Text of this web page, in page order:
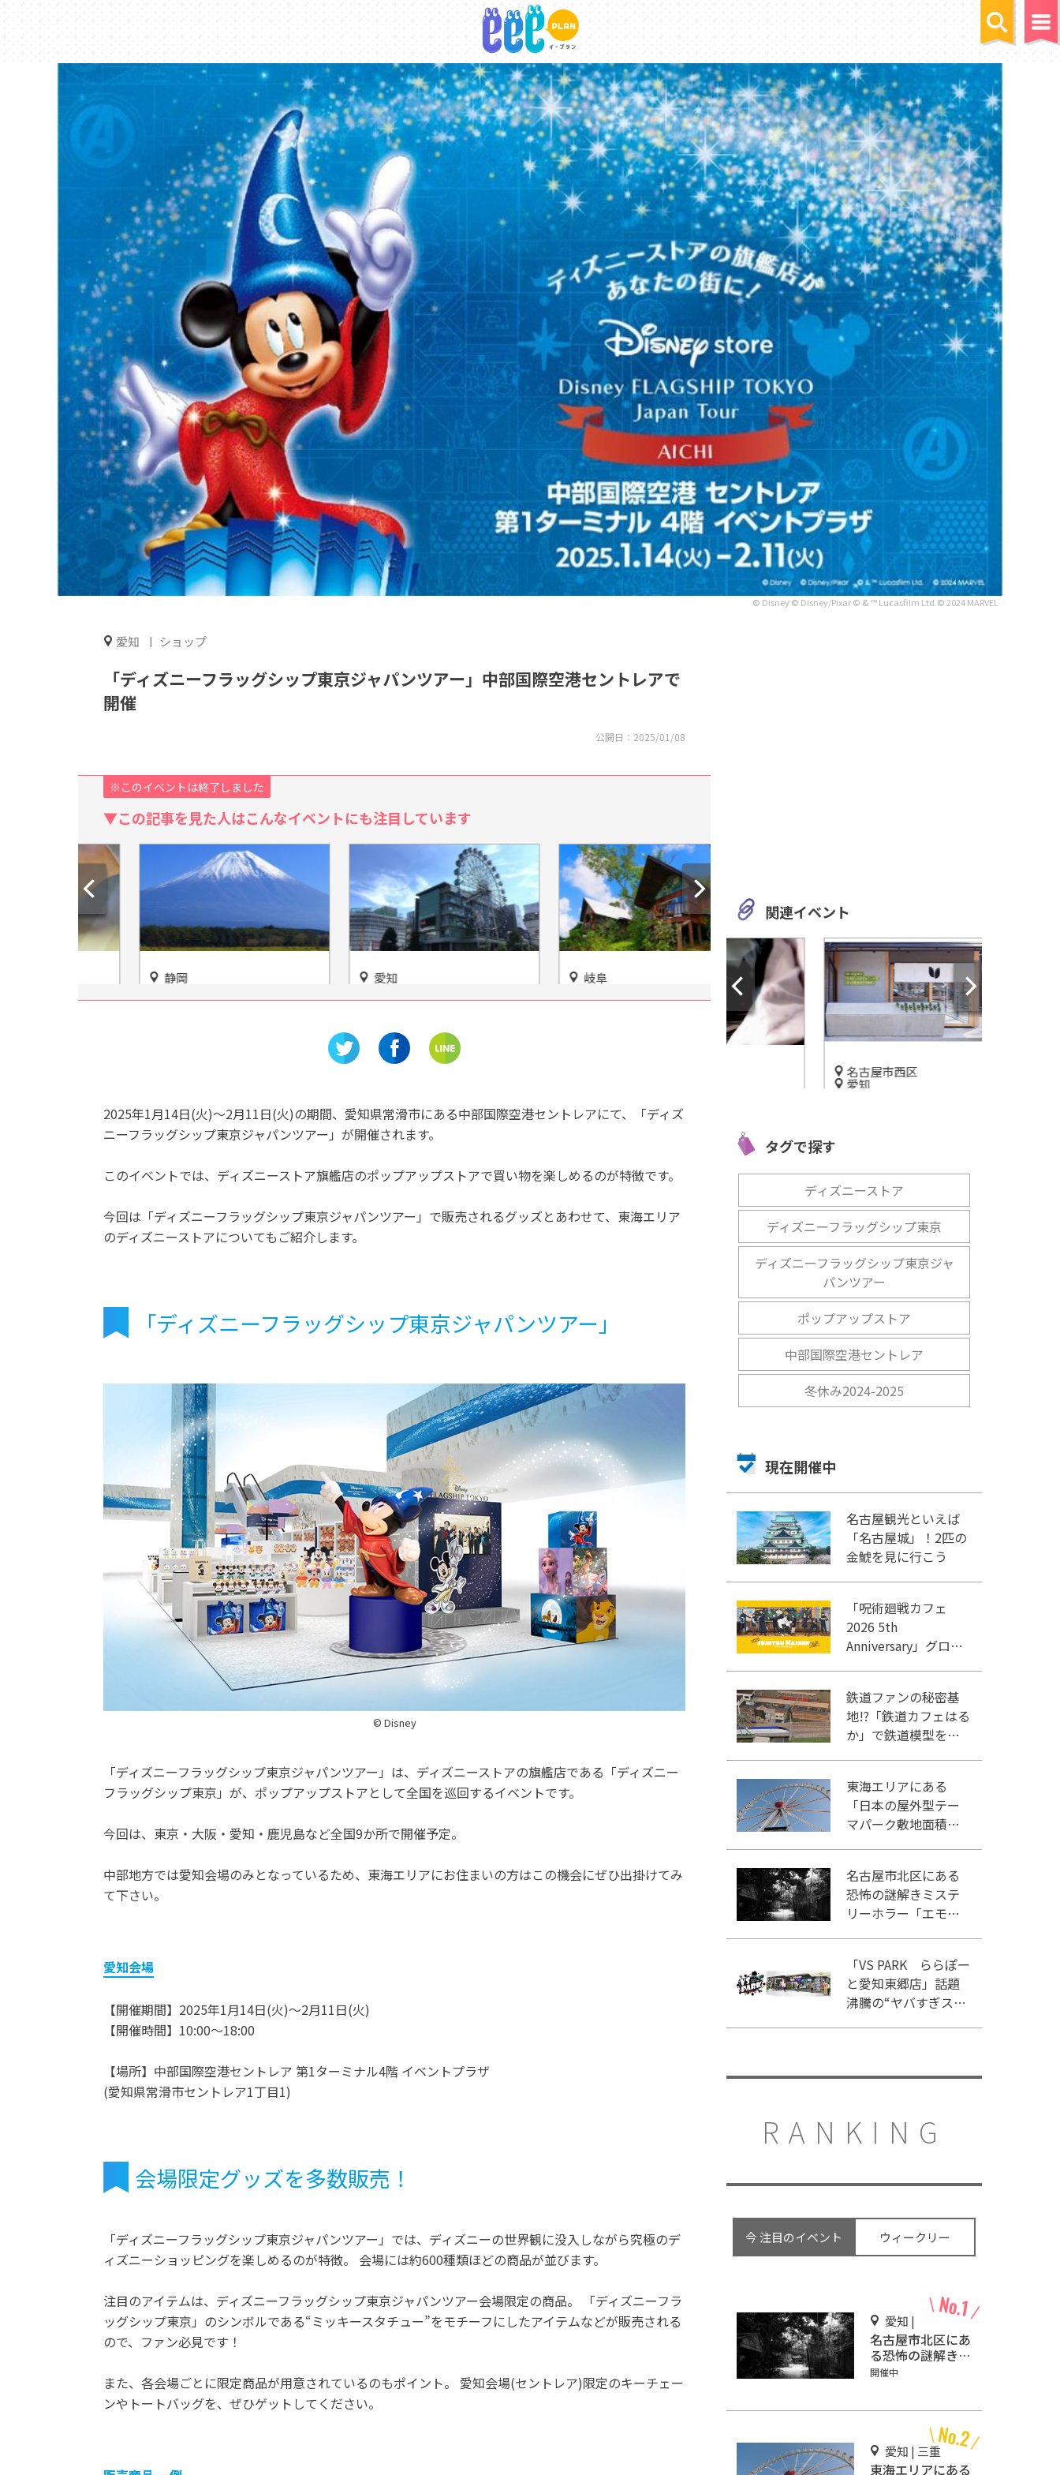
© Disney © Disney/Pixar © & ™ Lucasfilm Ltd.© 2024 MARVEL
愛知 ショップ
「ディズニーフラッグシップ東京ジャパンツアー」中部国際空港セントレアで
開催
公開日： 2025/01/08
※このイベントは終了しました
▼この記事を見た人はこんなイベントにも注目しています
富士山と一緒に遊んで・泊ま
愛知のオススメ施設情報【ラ
に行きたい場所はどこ？
自然も名前も美しい「油坂さ
愛知
「豊田市和紙のふるさと」で
豊田小原和紙工芸を体験！
愛知
「ハワイアン フラダ
ー＆ワークショップ
ングスホテル 名古屋
2025年1月14日(火)～2月11日(火)の期間、愛知県常滑市にある中部国際空港セントレアにて、「ディズ
ニーフラッグシップ東京ジャパンツアー」が開催されます。
このイベントでは、ディズニーストア旗艦店のポップアップストアで買い物を楽しめるのが特徴です。
今回は「ディズニーフラッグシップ東京ジャパンツアー」で販売されるグッズとあわせて、東海エリア
のディズニーストアについてもご紹介します。
「ディズニーフラッグシップ東京ジャパンツアー」
© Disney
「ディズニーフラッグシップ東京ジャパンツアー」は、ディズニーストアの旗艦店である「ディズニー
フラッグシップ東京」が、ポップアップストアとして全国を巡回するイベントです。
今回は、東京・大阪・愛知・鹿児島など全国9か所で開催予定。
中部地方では愛知会場のみとなっているため、東海エリアにお住まいの方はこの機会にぜひ出掛けてみ
て下さい。
愛知会場
【開催期間】2025年1月14日(火)～2月11日(火)
【開催時間】10:00～18:00
【場所】中部国際空港セントレア 第1ターミナル4階 イベントプラザ
(愛知県常滑市セントレア1丁目1)
会場限定グッズを多数販売！
「ディズニーフラッグシップ東京ジャパンツアー」では、ディズニーの世界観に没入しながら究極のデ
ィズニーショッピングを楽しめるのが特徴。 会場には約600種類ほどの商品が並びます。
注目のアイテムは、ディズニーフラッグシップ東京ジャパンツアー会場限定の商品。 「ディズニーフラ
ッグシップ東京」のシンボルである“ミッキースタチュー”をモチーフにしたアイテムなどが販売される
ので、ファン必見です！
また、各会場ごとに限定商品が用意されているのもポイント。 愛知会場(セントレア)限定のキーチェー
ンやトートバッグを、ぜひゲットしてください。
関連イベント
気分を楽しもう！おうち時間
を充実させるアイテム紹介！
ハンドメイド愛好家が集うレ
開催中
名古屋市西区
愛知
しもう
タグで探す
ディズニーストア
ディズニーフラッグシップ東京
ディズニーフラッグシップ東京ジャ
パンツアー
ポップアップストア
中部国際空港セントレア
冬休み2024-2025
現在開催中
名古屋観光といえば
「名古屋城」！2匹の
金鯱を見に行こう
「呪術廻戦カフェ
2026 5th
Anniversary」グロー
鉄道ファンの秘密基
地!?「鉄道カフェはる
か」で鉄道模型を眺
東海エリアにある
「日本の屋外型テー
マパーク敷地面積ラ
名古屋市北区にある
恐怖の謎解きミステ
リーホラー「エモい
「VS PARK ららぽー
と愛知東郷店」話題
沸騰の“ヤバすぎスポ
RANKING
今 注目のイベント ウィークリー
愛知 |
名古屋市北区にあ
る恐怖の謎解きミ
ステリーホラー
開催中
愛知 | 三重
東海エリアにある